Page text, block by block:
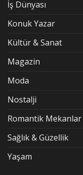
İş Dünyası
Konuk Yazar
Kültür & Sanat
Magazin
Moda
Nostalji
Romantik Mekanlar
Sağlık & Güzellik
Yaşam